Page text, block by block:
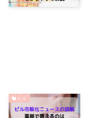
ピル